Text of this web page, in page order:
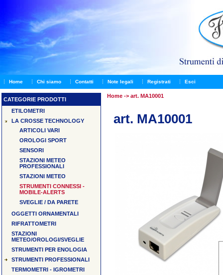
Home Chi siamo Contatti Note legali Registrati Esci
CATEGORIE PRODOTTI
ETILOMETRI
LA CROSSE TECHNOLOGY
ARTICOLI VARI
OROLOGI SPORT
SENSORI
STAZIONI METEO
PROFESSIONALI
STAZIONI METEO
STRUMENTI CONNESSI -
MOBILE-ALERTS
SVEGLIE / DA PARETE
OGGETTI ORNAMENTALI
RIFRATTOMETRI
STAZIONI
METEO/OROLOGI/SVEGLIE
STRUMENTI PER ENOLOGIA
STRUMENTI PROFESSIONALI
TERMOMETRI - IGROMETRI
Home -> art. MA10001
art. MA10001